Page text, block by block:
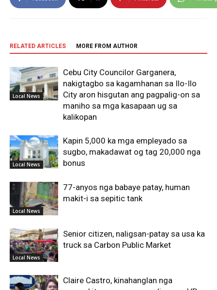
RELATED ARTICLES MORE FROM AUTHOR
Local News
Cebu City Councilor Garganera,
nakigtagbo sa kagamhanan sa Ilo-Ilo
City aron hisgutan ang pagpalig-on sa
maniho sa mga kasapaan ug sa
kalikopan
Local News
Kapin 5,000 ka mga empleyado sa
sugbo, makadawat og tag 20,000 nga
bonus
Local News
77-anyos nga babaye patay, human
makit-i sa sepitic tank
Local News
Senior citizen, naligsan-patay sa usa ka
truck sa Carbon Public Market
Claire Castro, kinahanglan nga